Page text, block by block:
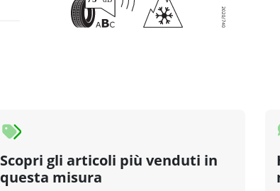
Scopri gli articoli più venduti in
questa misura